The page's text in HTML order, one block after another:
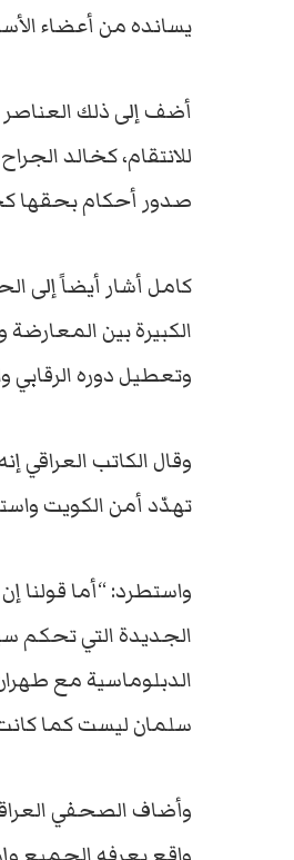
يسانده من أعضاء
أضف إلى ذلك
للانتقام، كخالد
صدور أحكام بحقها
كامل أشار أيضاً إلى
وتعطيل دوره الرقابي
وقال الكاتب
تهدّد أمن الكويت
واستطرد: “أما
الجديدة التي تحكم
الدبلوماسية مع
سلمان ليست كما
وأضاف الصحفي